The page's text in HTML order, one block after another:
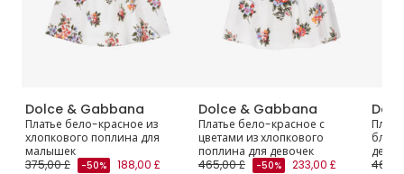
Dolce & Gabbana
Платье бело-красное из
хлопкового поплина для
малышек
375,00 £
-50% 188,00 £
Dolce & Gabbana
Платье бело-красное с
цветами из хлопкового
поплина для девочек
465,00 £
-50% 233,00 £